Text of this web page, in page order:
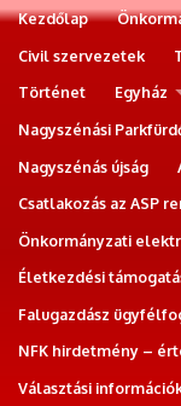
Kezdőlap
Civil szervezetek
Történet
Egyház
Nagyszénási
Nagyszénás újság
Csatlakozás az ASP
Önkormányzati
Életkezdési
Falugazdász
NFK hirdetmény –
Választási